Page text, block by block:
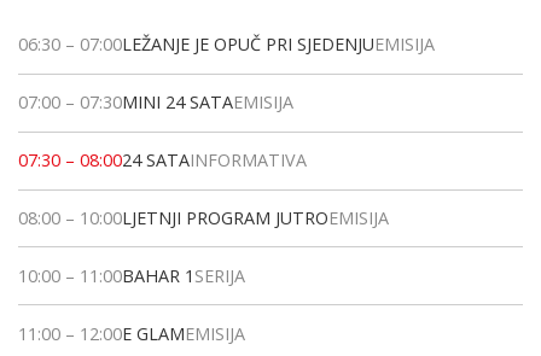
06:30 – 07:00LEŽANJE JE OPUČ PRI SJEDENJUEMISIJA
07:00 – 07:30MINI 24 SATAEMISIJA
07:30 – 08:0024 SATAINFORMATIVA
08:00 – 10:00LJETNJI PROGRAM JUTROEMISIJA
10:00 – 11:00BAHAR 1 SERIJA
11:00 – 12:00E GLAMEMISIJA